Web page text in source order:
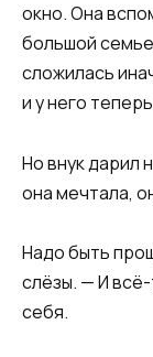
окно. Она
большой
сложилась
и у него
​Но внук дарил
она мечтала,
​Надо быть
слёзы. — И
себя.​